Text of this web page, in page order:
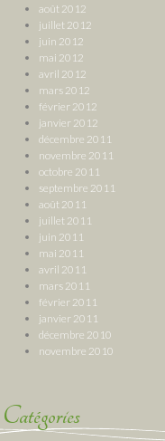
août 2012
juillet 2012
juin 2012
mai 2012
avril 2012
mars 2012
février 2012
janvier 2012
décembre 2011
novembre 2011
octobre 2011
septembre 2011
août 2011
juillet 2011
juin 2011
mai 2011
avril 2011
mars 2011
février 2011
janvier 2011
décembre 2010
novembre 2010
Catégories